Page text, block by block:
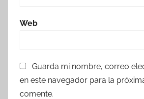
Web
Guarda mi nombre, correo
en este navegador para la
comente.